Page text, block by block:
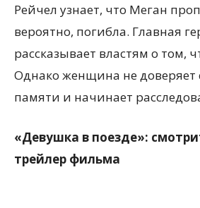
Рейчел узнает, что Меган
вероятно, погибла. Главная
рассказывает властям о том,
Однако женщина не доверяет
памяти и начинает
«Девушка в поезде»:
трейлер фильма